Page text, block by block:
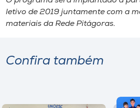
letivo de 2019 juntamente com a
materiais da Rede Pitágoras.
Confira também